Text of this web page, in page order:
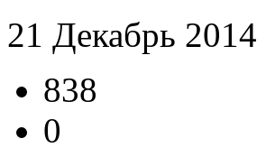
21 Декабрь 2014
838
0